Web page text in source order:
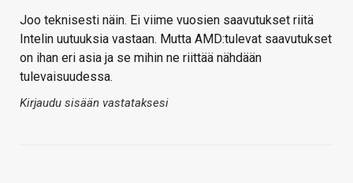
Joo teknisesti näin. Ei viime vuosien saavutukset riitä
Intelin uutuuksia vastaan. Mutta AMD:tulevat saavutukset
on ihan eri asia ja se mihin ne riittää nähdään
tulevaisuudessa.
Kirjaudu sisään vastataksesi